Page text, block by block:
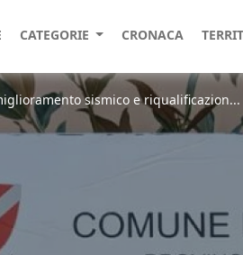
CATEGORIE CRONACA
sismico e riqualificazion...